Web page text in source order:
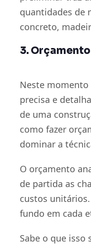
quantidades de
concreto,
3.
Neste momento
precisa e
de uma
como fazer
dominar a
O orçamento
de partida as
custos
fundo em cada
Sabe o que isso